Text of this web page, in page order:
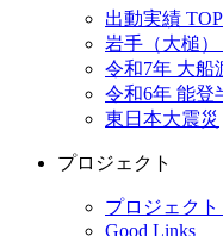
出動実績 TOP
岩手（大槌）
令和7年 大船
令和6年 能登
東日本大震災
プロジェクト
プロジェク
Good Links